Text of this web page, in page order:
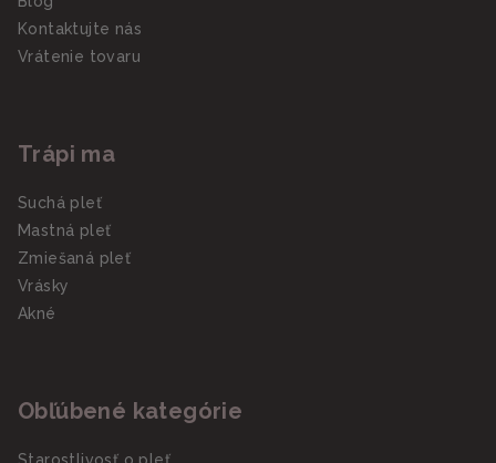
Kontaktujte nás
Vrátenie tovaru
Trápi ma
Suchá pleť
Mastná pleť
Zmiešaná pleť
Vrásky
Akné
Obľúbené kategórie
Starostlivosť o pleť